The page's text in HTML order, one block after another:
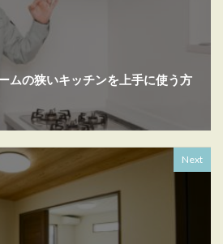
ムの狭いキッチンを上手に使う方
Next